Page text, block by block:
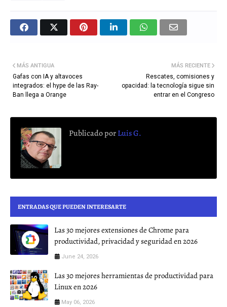
MÁS RECIENTE
Rescates, comisiones y
opacidad: la tecnología sigue sin
entrar en el Congreso
MÁS ANTIGUA
Gafas con IA y altavoces
integrados: el hype de las Ray-
Ban llega a Orange
Publicado porLuis G.
ENTRADAS QUE PUEDEN INTERESARTE
Las 30 mejores extensiones de Chrome para
productividad, privacidad y seguridad en 2026
June 24, 2026
Las 30 mejores herramientas de productividad para
Linux en 2026
May 06, 2026